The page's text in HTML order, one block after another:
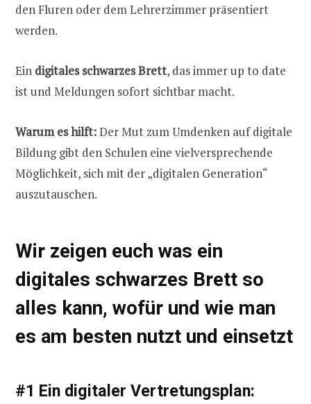
den Fluren oder dem Lehrerzimmer präsentiert
werden.
Ein digitales schwarzes Brett, das immer up to date
ist und Meldungen sofort sichtbar macht.
Warum es hilft:Der Mut zum Umdenken auf digitale
Bildung gibt den Schulen eine vielversprechende
Möglichkeit, sich mit der „digitalen Generation“
auszutauschen.
Wir zeigen euch was ein
digitales schwarzes Brett so
alles kann, wofür und wie man
es am besten nutzt und einsetzt
#1 Ein digitaler Vertretungsplan: